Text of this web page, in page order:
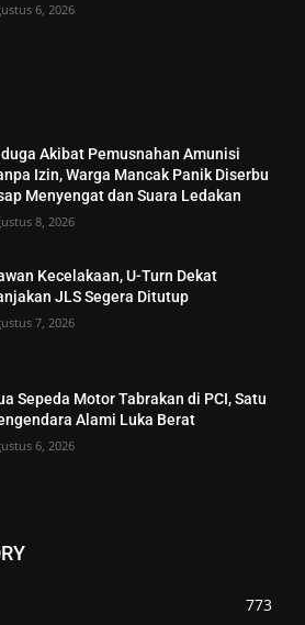
6, 2026
Akibat Pemusnahan Amunisi
Izin, Warga Mancak Panik Diserbu
Menyengat dan Suara Ledakan
8, 2026
Kecelakaan, U-Turn Dekat
JLS Segera Ditutup
7, 2026
Sepeda Motor Tabrakan di PCI, Satu
Alami Luka Berat
6, 2026
773